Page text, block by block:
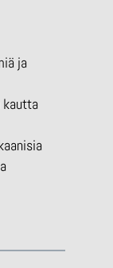
ja
kautta